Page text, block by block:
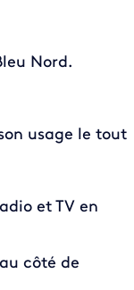
Nord.
usage le tout
et TV en
côté de